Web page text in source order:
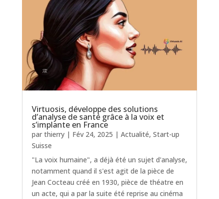
Virtuosis, développe des solutions
d’analyse de santé grâce à la voix et
s’implante en France
par thierry| Fév 24, 2025 | Actualité, Start-up
Suisse
"La voix humaine", a déjà été un sujet d'analyse,
notamment quand il s'est agit de la pièce de
Jean Cocteau créé en 1930, pièce de théatre en
un acte, qui a par la suite été reprise au cinéma